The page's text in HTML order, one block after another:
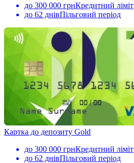
до 300 000 грнКредитний ліміт
до 62 днівПільговий період
Картка до депозиту Gold
до 300 000 грнКредитний ліміт
до 62 днівПільговий період